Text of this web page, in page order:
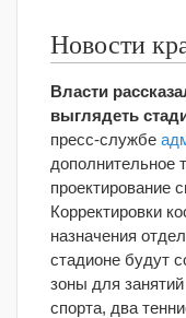
Новости
Власти
выглядеть
пресс-службе
дополнительное
проектирование
Корректировки
назначения
стадионе будут
зоны для
спорта, два